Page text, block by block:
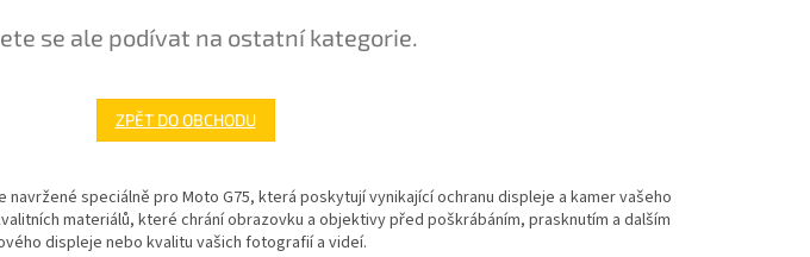
se ale podívat na ostatní kategorie.
ZPĚT DO OBCHODU
speciálně pro Moto G75, která poskytují vynikající ochranu displeje a kamer vašeho
materiálů, které chrání obrazovku a objektivy před poškrábáním, prasknutím a dalším
displeje nebo kvalitu vašich fotografií a videí.